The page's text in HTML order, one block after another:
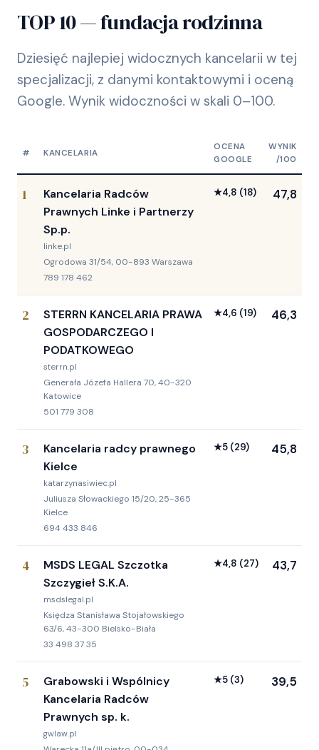
TOP 10 — fundacja rodzinna
Dziesięć najlepiej widocznych kancelarii w tej
specjalizacji, z danymi kontaktowymi i oceną
Google. Wynik widoczności w skali 0–100.
# KANCELARIA
OCENA
GOOGLE
WYNIK
/100
1
Kancelaria Radców
Prawnych Linke i Partnerzy
Sp.p.
linke.pl
Ogrodowa 31/54, 00-893 Warszawa
789 178 462
★4,8 (18) 47,8
2
STERRN KANCELARIA PRAWA
GOSPODARCZEGO I
PODATKOWEGO
sterrn.pl
Generała Józefa Hallera 70, 40-320
Katowice
501 779 308
★4,6 (19) 46,3
3
Kancelaria radcy prawnego
Kielce
katarzynasiwiec.pl
Juliusza Słowackiego 15/20, 25-365
Kielce
694 433 846
★5 (29) 45,8
4
MSDS LEGAL Szczotka
Szczygieł S.K.A.
msdslegal.pl
Księdza Stanisława Stojałowskiego
63/6, 43-300 Bielsko-Biała
33 498 37 35
★4,8 (27) 43,7
5
Grabowski i Wspólnicy
Kancelaria Radców
Prawnych sp. k.
gwlaw.pl
★5 (3) 39,5